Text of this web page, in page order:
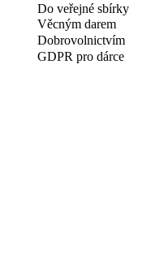
Do veřejné sbírky
Věcným darem
Dobrovolnictvím
GDPR pro dárce